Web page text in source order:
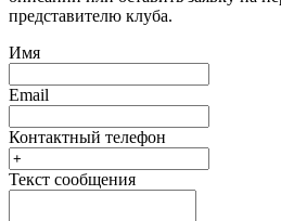
представителю клуба.
Имя
Email
Контактный телефон
Текст сообщения